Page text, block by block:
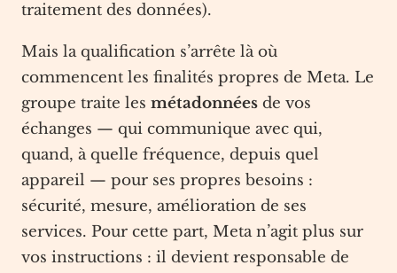
traitement des données).
Mais la qualification s’arrête là où
commencent les finalités propres de Meta. Le
groupe traite les métadonnées de vos
échanges — qui communique avec qui,
quand, à quelle fréquence, depuis quel
appareil — pour ses propres besoins :
sécurité, mesure, amélioration de ses
services. Pour cette part, Meta n’agit plus sur
vos instructions : il devient responsable de